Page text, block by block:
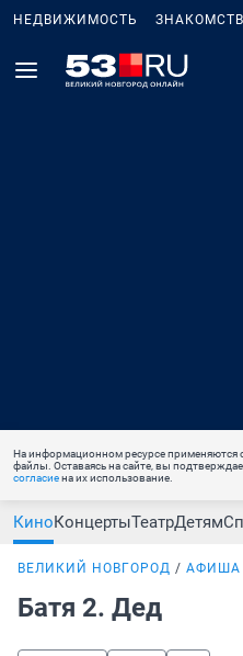
НЕДВИЖИМОСТЬ
На информационном ресурсе применяются
файлы. Оставаясь на сайте, вы
согласиена их использование.
КиноКонцертыТеатрДетям
ВЕЛИКИЙ НОВГОРОД АФИША
Батя 2. Дед